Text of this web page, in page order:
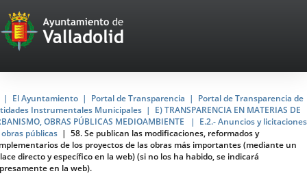
Portal
Web
del
Ayuntamiento
de
Valladolid
El Ayuntamiento Portal de Transparencia
Portal de Transparencia de
Instrumentales Municipales
E) TRANSPARENCIA EN MATERIAS DE
OBRAS PÚBLICAS MEDIOAMBIENTE
E.2.- Anuncios y licitaciones
públicas
58. Se publican las modificaciones, reformados y
de los proyectos de las obras más importantes (mediante un
directo y específico en la web) (si no los ha habido, se indicará
en la web).